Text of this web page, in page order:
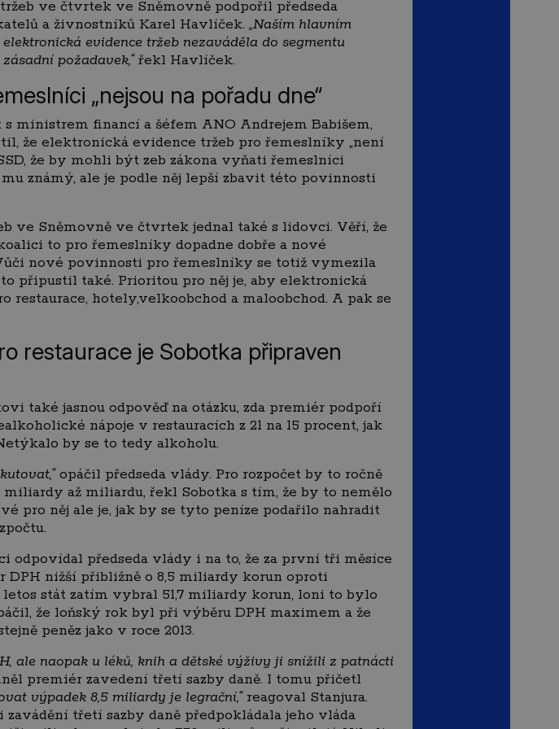
ve čtvrtek ve Sněmovně podpořil předseda
a živnostníků Karel Havlíček. „Naším hlavním
evidence tržeb nezaváděla do segmentu
požadavek,“řekl Havlíček.
„nejsou na pořadu dne“
ministrem financí a šéfem ANO Andrejem Babišem,
že elektronická evidence tržeb pro řemeslníky „není
že by mohli být zeb zákona vyňati řemeslníci
známý, ale je podle něj lepší zbavit této povinnosti
ve Sněmovně ve čtvrtek jednal také s lidovci. Věří, že
to pro řemeslníky dopadne dobře a nové
nové povinnosti pro řemeslníky se totiž vymezila
to připustil také. Prioritou pro něj je, aby elektronická
restaurace, hotely,velkoobchod a maloobchod. A pak se
restaurace je Sobotka připraven
také jasnou odpověď na otázku, zda premiér podpoří
nápoje v restauracích z 21 na 15 procent, jak
by se to tedy alkoholu.
opáčil předseda vlády. Pro rozpočet by to ročně
až miliardu, řekl Sobotka s tím, že by to nemělo
pro něj ale je, jak by se tyto peníze podařilo nahradit
odpovídal předseda vlády i na to, že za první tři měsíce
nižší přibližně o 8,5 miliardy korun oproti
stát zatím vybral 51,7 miliardy korun, loni to bylo
že loňský rok byl při výběru DPH maximem a že
peněz jako v roce 2013.
ale naopak u léků, knih a dětské výživy ji snížili z patnácti
premiér zavedení třetí sazby daně. I tomu přičetl
výpadek 8,5 miliardy je legrační,“reagoval Stanjura.
zavádění třetí sazby daně předpokládala jeho vláda